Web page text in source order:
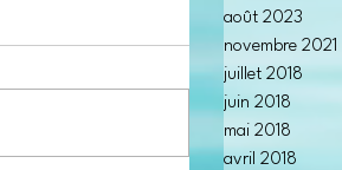
août 2023
novembre 2021
juillet 2018
juin 2018
mai 2018
avril 2018